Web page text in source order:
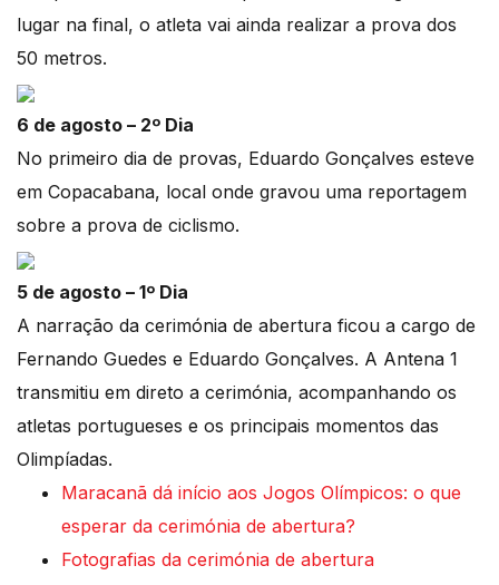
lugar na final, o atleta vai ainda realizar a prova dos
50 metros.
6 de agosto – 2º Dia
No primeiro dia de provas, Eduardo Gonçalves esteve
em Copacabana, local onde gravou uma reportagem
sobre a prova de ciclismo.
5 de agosto – 1º Dia
A narração da cerimónia de abertura ficou a cargo de
Fernando Guedes e Eduardo Gonçalves. A Antena 1
transmitiu em direto a cerimónia, acompanhando os
atletas portugueses e os principais momentos das
Olimpíadas.
Maracanã dá início aos Jogos Olímpicos: o que
esperar da cerimónia de abertura?
Fotografias da cerimónia de abertura